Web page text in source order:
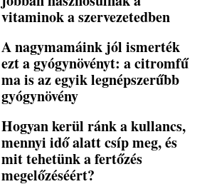
vitaminok a szervezetedben
A nagymamáink jól ismerték
ezt a gyógynövényt: a citromfű
ma is az egyik legnépszerűbb
gyógynövény
Hogyan kerül ránk a kullancs,
mennyi idő alatt csíp meg, és
mit tehetünk a fertőzés
megelőzéséért?